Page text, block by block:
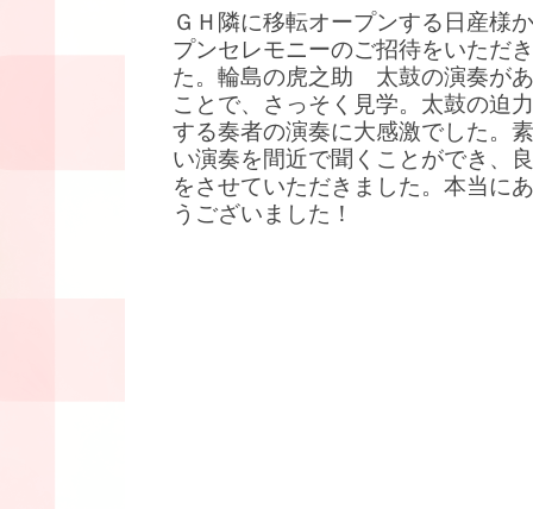
ＧＨ隣に移転オープンする日産様
プンセレモニーのご招待をいただ
た。輪島の虎之助 太鼓の演奏が
ことで、さっそく見学。太鼓の迫
する奏者の演奏に大感激でした。
い演奏を間近で聞くことができ、
をさせていただきました。本当に
うございました！